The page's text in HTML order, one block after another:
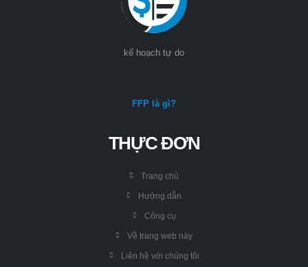
kế hoạch tự do
FFP là gì?
THỰC ĐƠN
Trang chủ
Hướng dẫn
Công cụ
Về trang web này
Liên hệ với chúng tôi